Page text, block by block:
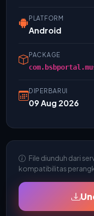
PLATFORM
Android
PACKAGE
DIPERBARUI
09 Aug 2026
File diunduh dari
kompatibilitas